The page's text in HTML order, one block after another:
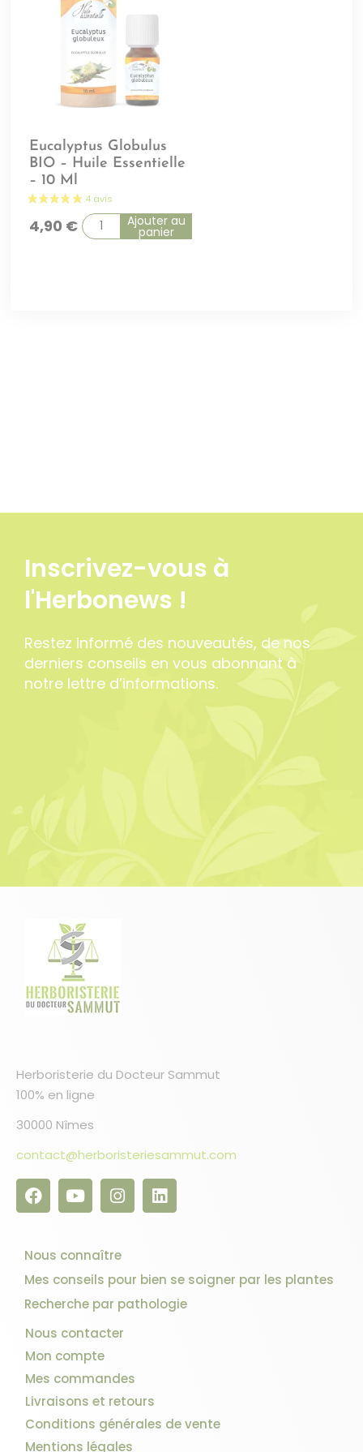
Eucalyptus Globulus
BIO – Huile Essentielle
– 10 Ml
4,90 € Ajouter au
panier
Inscrivez-vous à
l'Herbonews !
Restez informé des nouveautés, de nos
derniers conseils en vous abonnant à
notre lettre d’informations.
Herboristerie du Docteur Sammut
100% en ligne
30000 Nîmes
contact@herboristeriesammut.com
Nous connaître
Mes conseils pour bien se soigner par les plantes
Recherche par pathologie
Nous contacter
Mon compte
Mes commandes
Livraisons et retours
Conditions générales de vente
Mentions légales